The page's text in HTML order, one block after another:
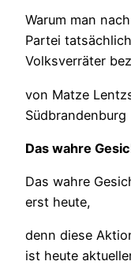
Warum man
Partei
Volksverräter
von Matze
Südbrandenburg
Das wahre
Das wahre
erst heute,
denn diese
ist heute